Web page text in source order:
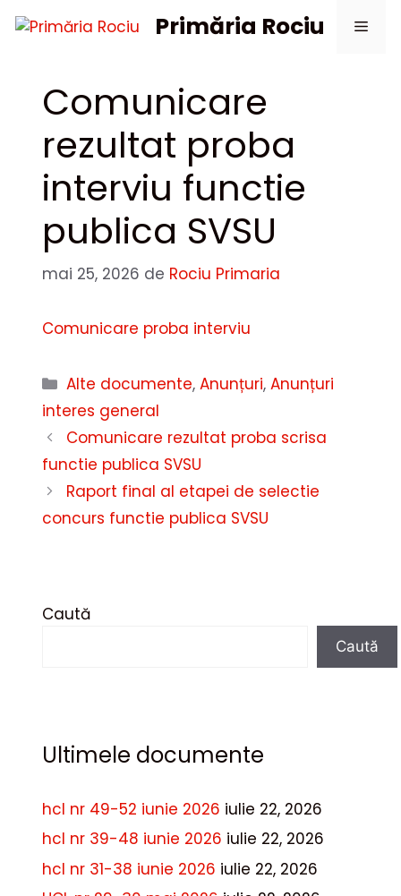
Primăria Rociu
Comunicare
rezultat proba
interviu functie
publica SVSU
mai 25, 2026 de Rociu Primaria
Comunicare proba interviu
Categorii
Alte documente,Anunțuri,Anunțuri
interes general
Comunicare rezultat proba scrisa
functie publica SVSU
Raport final al etapei de selectie
concurs functie publica SVSU
Caută
Caută
Ultimele documente
hcl nr 49-52 iunie 2026 iulie 22, 2026
hcl nr 39-48 iunie 2026 iulie 22, 2026
hcl nr 31-38 iunie 2026 iulie 22, 2026